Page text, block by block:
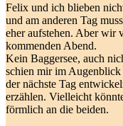
Felix und ich blieben
und am anderen Tag
eher aufstehen. Aber wir
kommenden Abend.
Kein Baggersee, auch
schien mir im Augenblick
der nächste Tag
erzählen. Vielleicht
förmlich an die beiden.